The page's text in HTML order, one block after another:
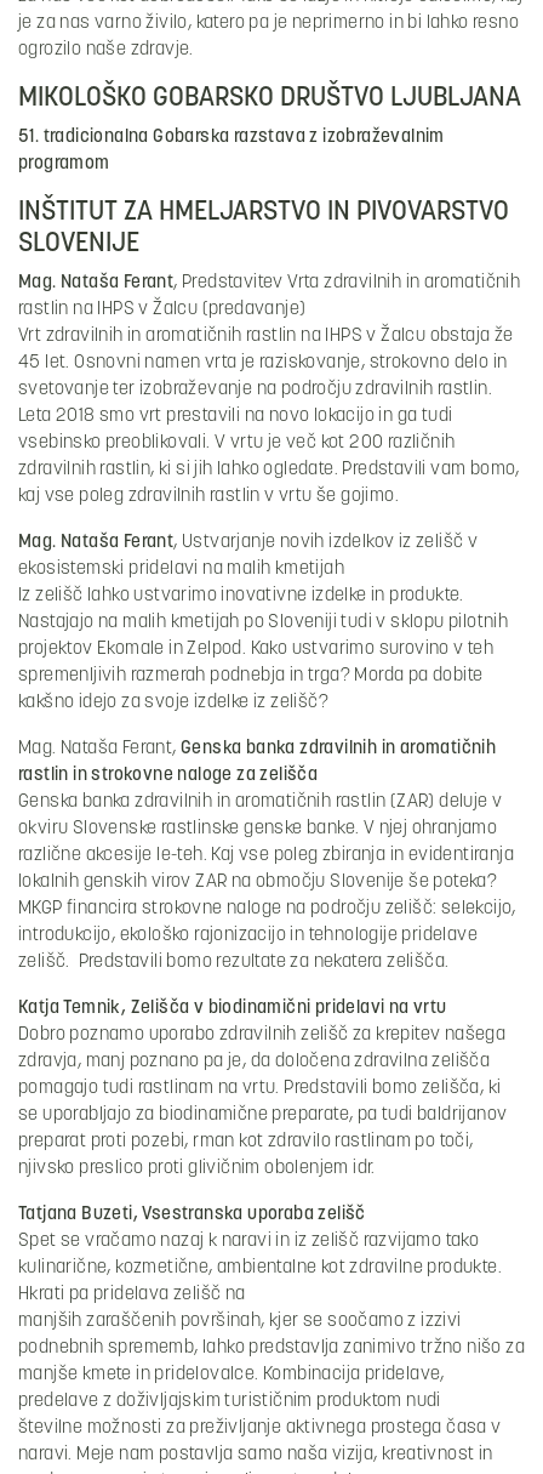
je za nas varno živilo, katero pa je neprimerno in bi lahko resno
ogrozilo naše zdravje.
MIKOLOŠKO GOBARSKO DRUŠTVO LJUBLJANA
51. tradicionalna Gobarska razstava z izobraževalnim
programom
INŠTITUT ZA HMELJARSTVO IN PIVOVARSTVO
SLOVENIJE
Mag. Nataša Ferant, Predstavitev Vrta zdravilnih in aromatičnih
rastlin na IHPS v Žalcu (predavanje)
Vrt zdravilnih in aromatičnih rastlin na IHPS v Žalcu obstaja že
45 let. Osnovni namen vrta je raziskovanje, strokovno delo in
svetovanje ter izobraževanje na področju zdravilnih rastlin.
Leta 2018 smo vrt prestavili na novo lokacijo in ga tudi
vsebinsko preoblikovali. V vrtu je več kot 200 različnih
zdravilnih rastlin, ki si jih lahko ogledate. Predstavili vam bomo,
kaj vse poleg zdravilnih rastlin v vrtu še gojimo.
Mag. Nataša Ferant, Ustvarjanje novih izdelkov iz zelišč v
ekosistemski pridelavi na malih kmetijah
Iz zelišč lahko ustvarimo inovativne izdelke in produkte.
Nastajajo na malih kmetijah po Sloveniji tudi v sklopu pilotnih
projektov Ekomale in Zelpod. Kako ustvarimo surovino v teh
spremenljivih razmerah podnebja in trga? Morda pa dobite
kakšno idejo za svoje izdelke iz zelišč?
Mag. Nataša Ferant, Genska banka zdravilnih in aromatičnih
rastlin in strokovne naloge za zelišča
Genska banka zdravilnih in aromatičnih rastlin (ZAR) deluje v
okviru Slovenske rastlinske genske banke. V njej ohranjamo
različne akcesije le-teh. Kaj vse poleg zbiranja in evidentiranja
lokalnih genskih virov ZAR na območju Slovenije še poteka?
MKGP financira strokovne naloge na področju zelišč: selekcijo,
introdukcijo, ekološko rajonizacijo in tehnologije pridelave
zelišč. Predstavili bomo rezultate za nekatera zelišča.
Katja Temnik, Zelišča v biodinamični pridelavi na vrtu
Dobro poznamo uporabo zdravilnih zelišč za krepitev našega
zdravja, manj poznano pa je, da določena zdravilna zelišča
pomagajo tudi rastlinam na vrtu. Predstavili bomo zelišča, ki
se uporabljajo za biodinamične preparate, pa tudi baldrijanov
preparat proti pozebi, rman kot zdravilo rastlinam po toči,
njivsko preslico proti glivičnim obolenjem idr.
Tatjana Buzeti, Vsestranska uporaba zelišč
Spet se vračamo nazaj k naravi in iz zelišč razvijamo tako
kulinarične, kozmetične, ambientalne kot zdravilne produkte.
Hkrati pa pridelava zelišč na
manjših zaraščenih površinah, kjer se soočamo z izzivi
podnebnih sprememb, lahko predstavlja zanimivo tržno nišo za
manjše kmete in pridelovalce. Kombinacija pridelave,
predelave z doživljajskim turističnim produktom nudi
številne možnosti za preživljanje aktivnega prostega časa v
naravi. Meje nam postavlja samo naša vizija, kreativnost in